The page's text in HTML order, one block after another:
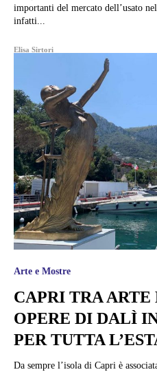
importanti del mercato dell’usato
infatti...
Elisa Sirtori
Arte e Mostre
CAPRI TRA ARTE
OPERE DI DALÌ
PER TUTTA
Da sempre l’isola di Capri è